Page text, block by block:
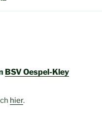
BSV Oespel-Kley
hier.